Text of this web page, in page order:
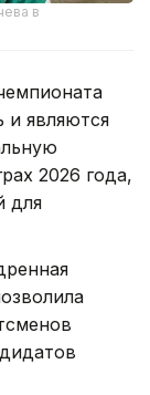
в
и являются
2026 года,
для